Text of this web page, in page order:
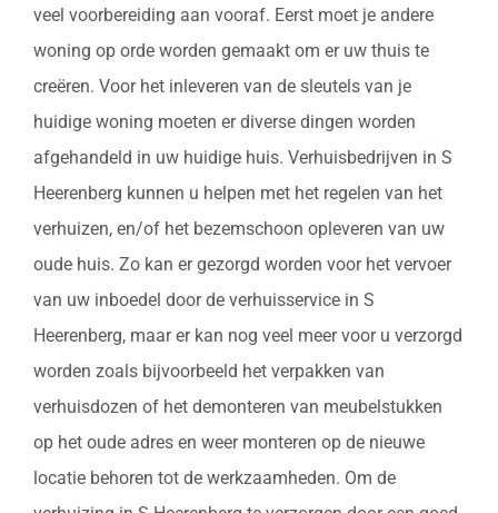
veel voorbereiding aan vooraf. Eerst moet je andere
woning op orde worden gemaakt om er uw thuis te
creëren. Voor het inleveren van de sleutels van je
huidige woning moeten er diverse dingen worden
afgehandeld in uw huidige huis. Verhuisbedrijven in S
Heerenberg kunnen u helpen met het regelen van het
verhuizen, en/of het bezemschoon opleveren van uw
oude huis. Zo kan er gezorgd worden voor het vervoer
van uw inboedel door de verhuisservice in S
Heerenberg, maar er kan nog veel meer voor u verzorgd
worden zoals bijvoorbeeld het verpakken van
verhuisdozen of het demonteren van meubelstukken
op het oude adres en weer monteren op de nieuwe
locatie behoren tot de werkzaamheden. Om de